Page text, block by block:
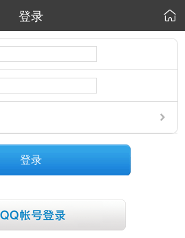
登录 
登录